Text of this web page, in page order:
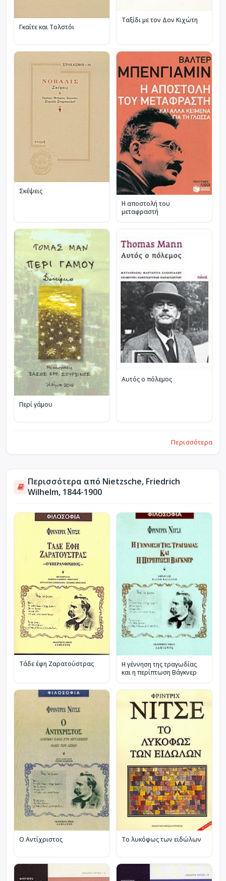
Γκαίτε και Τολστόι
Ταξίδι με τον Δον Κιχώτη
Σκέψεις
Η αποστολή του
μεταφραστή
Περί γάμου
Αυτός ο πόλεμος
Περισσότερα
Περισσότερα από Nietzsche, Friedrich
Wilhelm, 1844-1900
Τάδε έφη Ζαρατούστρας
Η γέννηση της τραγωδίας
και η περίπτωση Βάγκνερ
Ο Αντίχριστος Το λυκόφως των ειδώλων